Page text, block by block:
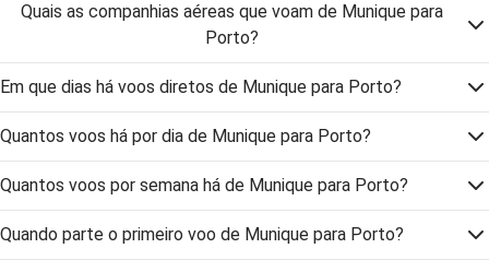
Quais as companhias aéreas que voam de Munique para
Porto?
Em que dias há voos diretos de Munique para Porto?
Quantos voos há por dia de Munique para Porto?
Quantos voos por semana há de Munique para Porto?
Quando parte o primeiro voo de Munique para Porto?